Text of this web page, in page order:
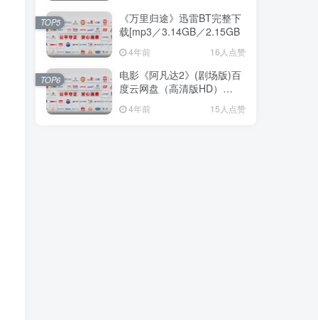
《万里归途》迅雷BT完整下
载[mp3／3.14GB／2.15GB
4年前 16人点赞
TOP5
电影《阿凡达2》(剧场版)百
度云网盘（高清版HD）
4年前 15人点赞
TOP6